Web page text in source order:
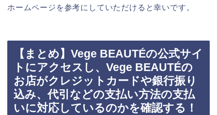
ホームページを参考にしていただけると幸いです。
【まとめ】Vege BEAUTÉの公式サイ
トにアクセスし、Vege BEAUTÉの
お店がクレジットカードや銀行振り
込み、代引などの支払い方法の支払
いに対応しているのかを確認する！